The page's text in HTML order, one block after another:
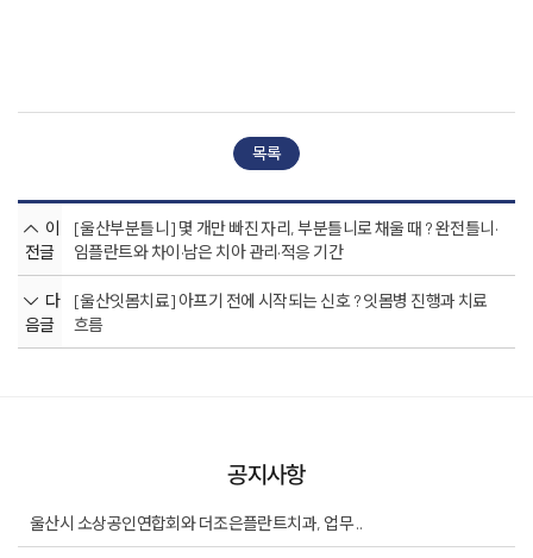
목록
이
전글
[울산부분틀니] 몇 개만 빠진 자리, 부분틀니로 채울 때 ? 완전틀니·
임플란트와 차이·남은 치아 관리·적응 기간
다
음글
[울산잇몸치료] 아프기 전에 시작되는 신호 ? 잇몸병 진행과 치료
흐름
공지사항
울산시 소상공인연합회와 더조은플란트치과, 업무 ..